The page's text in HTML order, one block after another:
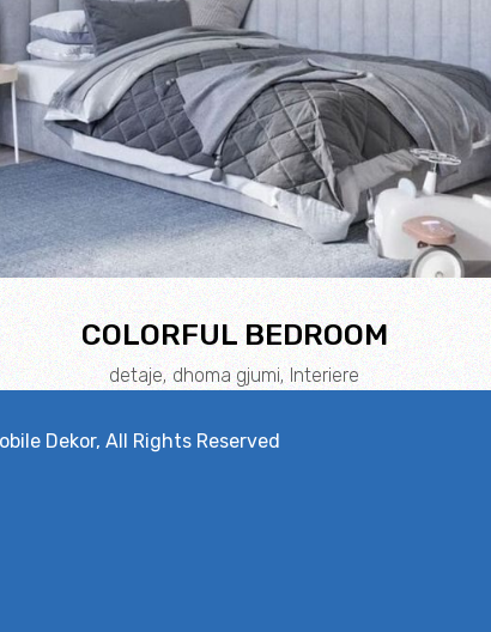
COLORFUL BEDROOM
detaje dhoma gjumi Interiere
Dekor, All Rights Reserved